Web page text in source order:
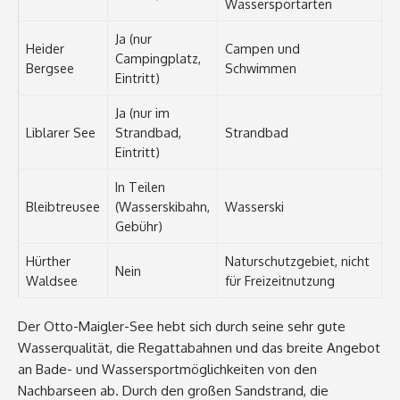
Wassersportarten
Heider
Bergsee
Ja (nur
Campingplatz,
Eintritt)
Campen und
Schwimmen
Liblarer See
Ja (nur im
Strandbad,
Eintritt)
Strandbad
Bleibtreusee
In Teilen
(Wasserskibahn,
Gebühr)
Wasserski
Hürther
Waldsee
Nein
Naturschutzgebiet, nicht
für Freizeitnutzung
Der Otto-Maigler-See hebt sich durch seine sehr gute
Wasserqualität, die Regattabahnen und das breite Angebot
an Bade- und Wassersportmöglichkeiten von den
Nachbarseen ab. Durch den großen Sandstrand, die